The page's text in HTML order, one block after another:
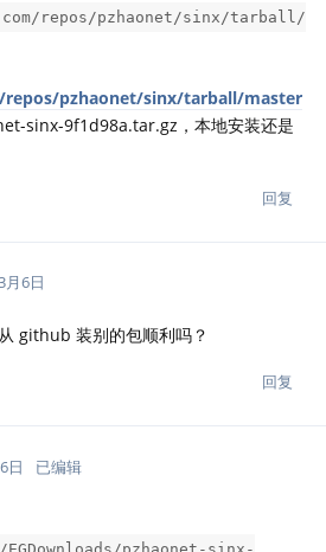
repos/pzhaonet/sinx/tarball/
pzhaonet/sinx/tarball/master
sinx-9f1d98a.tar.gz，本地安装还是
回复
月6日
github 装别的包顺利吗？
回复
日 已编辑